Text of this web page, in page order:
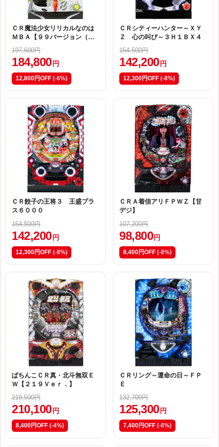
ＣＲ魔法少女リリカルなのは
ＭＢＡ【９９バージョン（甘
197,600円
184,800 円
12,800円OFF (-6%)
ＣＲシティーハンター～ＸＹ
Ｚ 心の叫び～３Ｈ１ＢＸ４
154,500円
142,200 円
12,300円OFF (-8%)
ＣＲ餃子の王将３ 王盛プラ
ス６０００
154,500円
142,200 円
12,300円OFF (-8%)
ＣＲＡ着信アリＦＰＷＺ【甘
デジ】
107,200円
98,800 円
8,400円OFF (-8%)
ぱちんこＣＲ真・北斗無双Ｅ
Ｗ【２１９Ｖｅｒ．】
218,500円
210,100 円
8,400円OFF (-4%)
ＣＲリング～運命の日～ＦＰ
Ｅ
132,700円
125,300 円
7,400円OFF (-6%)